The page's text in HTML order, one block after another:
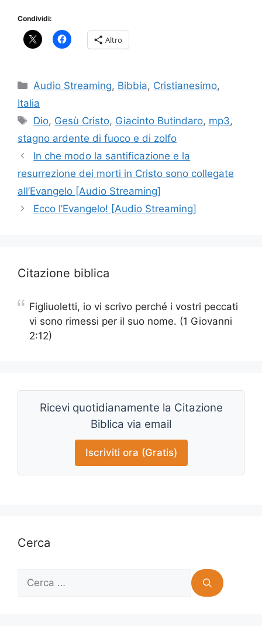
Condividi:
Altro
Categorie
Audio Streaming, Bibbia, Cristianesimo,
Italia
Tag
Dio, Gesù Cristo, Giacinto Butindaro, mp3,
stagno ardente di fuoco e di zolfo
In che modo la santificazione e la
resurrezione dei morti in Cristo sono collegate
all’Evangelo [Audio Streaming]
Ecco l’Evangelo! [Audio Streaming]
Citazione biblica
Figliuoletti, io vi scrivo perché i vostri peccati
vi sono rimessi per il suo nome. (1 Giovanni
2:12)
Ricevi quotidianamente la Citazione
Biblica via email
Iscriviti ora (Gratis)
Cerca
Ricerca